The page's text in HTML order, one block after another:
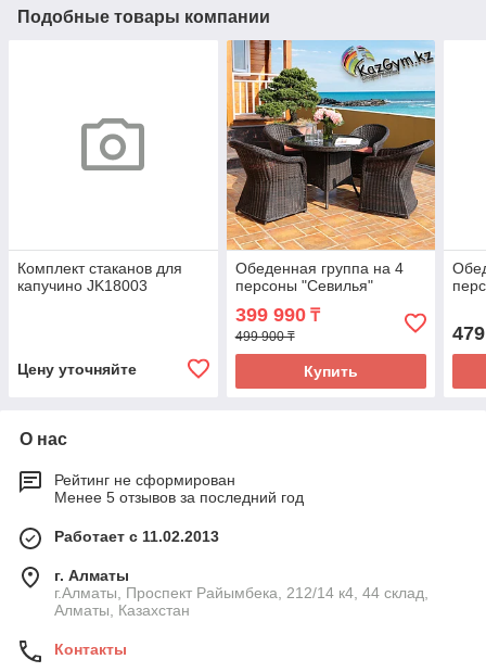
Подобные товары компании
Комплект стаканов для
капучино JK18003
Цену уточняйте
Обеденная группа на 4
персоны "Севилья"
399 990₸
499 900 ₸
Купить
О нас
Рейтинг не сформирован
Менее 5 отзывов за последний год
Работает с 11.02.2013
г. Алматы
г.Алматы, Проспект Райымбека, 212/14 к4, 44 склад,
Алматы, Казахстан
Контакты